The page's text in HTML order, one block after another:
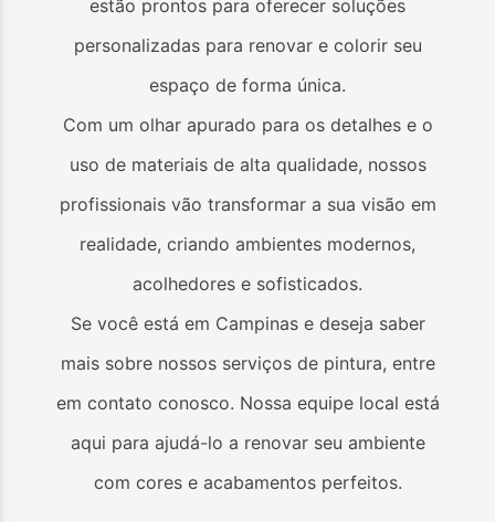
estão prontos para oferecer soluções
personalizadas para renovar e colorir seu
espaço de forma única.
Com um olhar apurado para os detalhes e o
uso de materiais de alta qualidade, nossos
profissionais vão transformar a sua visão em
realidade, criando ambientes modernos,
acolhedores e sofisticados.
Se você está em Campinase deseja saber
mais sobre nossos serviços de pintura, entre
em contato conosco. Nossa equipe local está
aqui para ajudá-lo a renovar seu ambiente
com cores e acabamentos perfeitos.